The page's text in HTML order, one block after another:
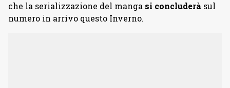
che la serializzazione del manga si concluderà sul
numero in arrivo questo Inverno.